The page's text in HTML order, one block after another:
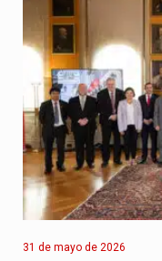
31 de mayo de 2026